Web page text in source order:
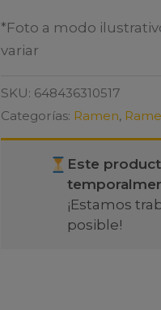
*Foto a modo
variar
SKU: 648436310517
Categorías: Ramen,
Este
¡Estamos
posible!